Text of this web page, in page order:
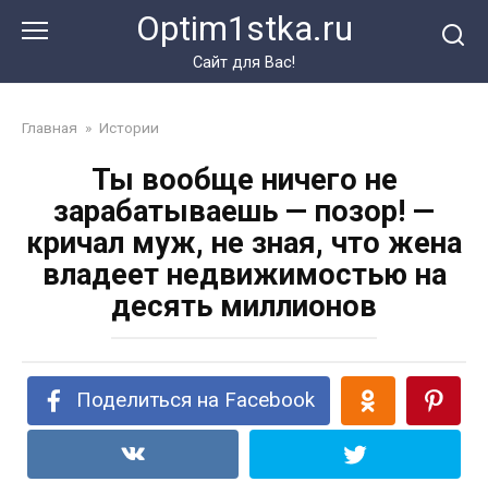
Optim1stka.ru
Сайт для Вас!
Главная » Истории
Ты вообще ничего не
зарабатываешь — позор! —
кричал муж, не зная, что жена
владеет недвижимостью на
десять миллионов
Поделиться на Facebook